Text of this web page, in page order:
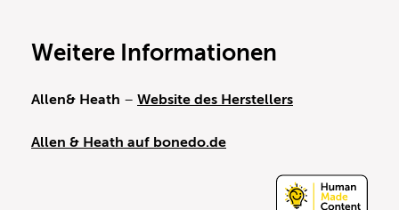
Weitere Informationen
Allen& Heath – Website des Herstellers
Allen & Heath auf bonedo.de